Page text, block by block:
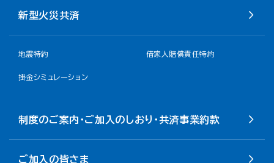
新型火災共済
地震特約 借家人賠償責任特約
掛金シミュレーション
制度のご案内・ご加入のしおり・共済事業約款
ご加入の皆さま